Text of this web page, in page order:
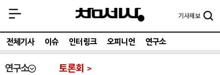
기사제보
전체기사 이슈 인터링크 오피니언 연구소
연구소 토론회